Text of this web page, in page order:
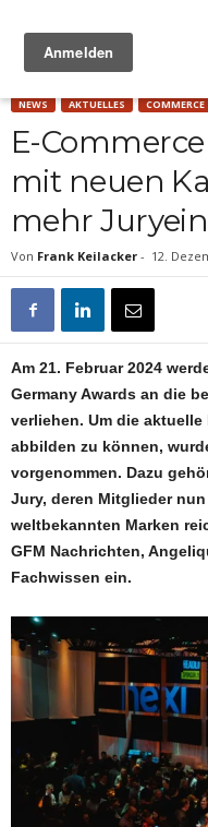
NEWS AKTUELLES COMMERCE
E-
mit neuen
mehr
Von Frank Keilacker - 12.
Am 21. Februar 2024
Germany Awards an die
verliehen. Um die
abbilden zu können,
vorgenommen. Dazu
Jury, deren Mitglieder
weltbekannten Marken
GFM Nachrichten,
Fachwissen ein.